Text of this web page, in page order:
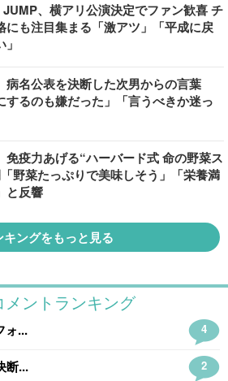
、横アリ公演決定でファン歓喜 チ
にも注目集まる「激アツ」「平成に戻
病名公表を決断した次男からの言葉
するのも嫌だった」「言うべきか迷っ
免疫力あげる“ハーバード式 命の野菜ス
野菜たっぷりで美味しそう」「栄養満
と反響
キングをもっと見る